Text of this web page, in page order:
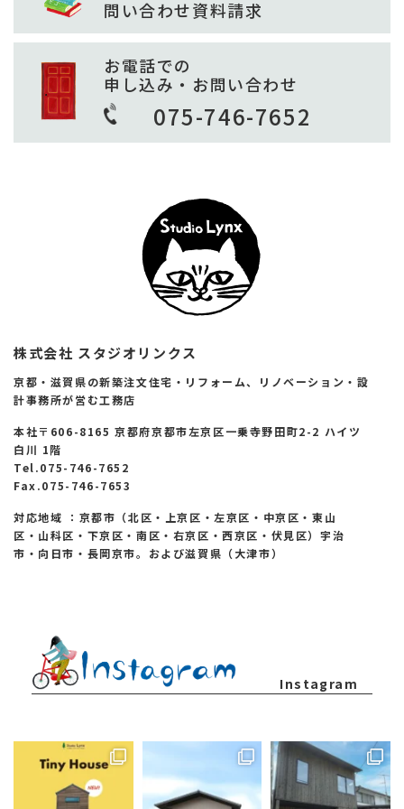
問い合わせ資料請求
お電話での
申し込み・お問い合わせ
075-746-7652
株式会社 スタジオリンクス
京都・滋賀県の新築注文住宅・リフォーム、リノベーション・設
計事務所が営む工務店
本社〒606-8165 京都府京都市左京区一乗寺野田町2-2 ハイツ
白川 1階
Tel.075-746-7652
Fax.075-746-7653
対応地域 ：京都市（北区・上京区・左京区・中京区・東山
区・山科区・下京区・南区・右京区・西京区・伏見区）宇治
市・向日市・長岡京市。および滋賀県（大津市）
Instagram